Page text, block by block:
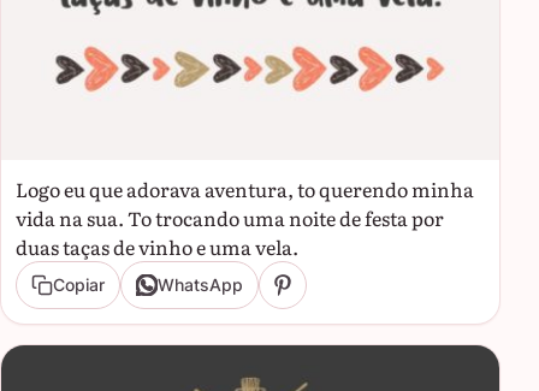
Logo eu que adorava aventura, to querendo minha
vida na sua. To trocando uma noite de festa por
duas taças de vinho e uma vela.
Copiar WhatsApp